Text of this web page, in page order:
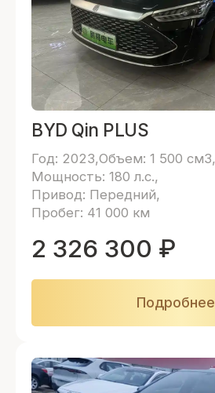
BYD Qin PLUS
Год: 2023 Объем: 1 500 см3
Мощность: 180 л.с.
Привод: Передний
Пробег: 41 000 км
2 326 300 ₽
Подробнее